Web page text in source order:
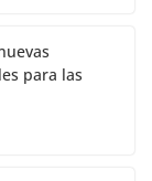
para las